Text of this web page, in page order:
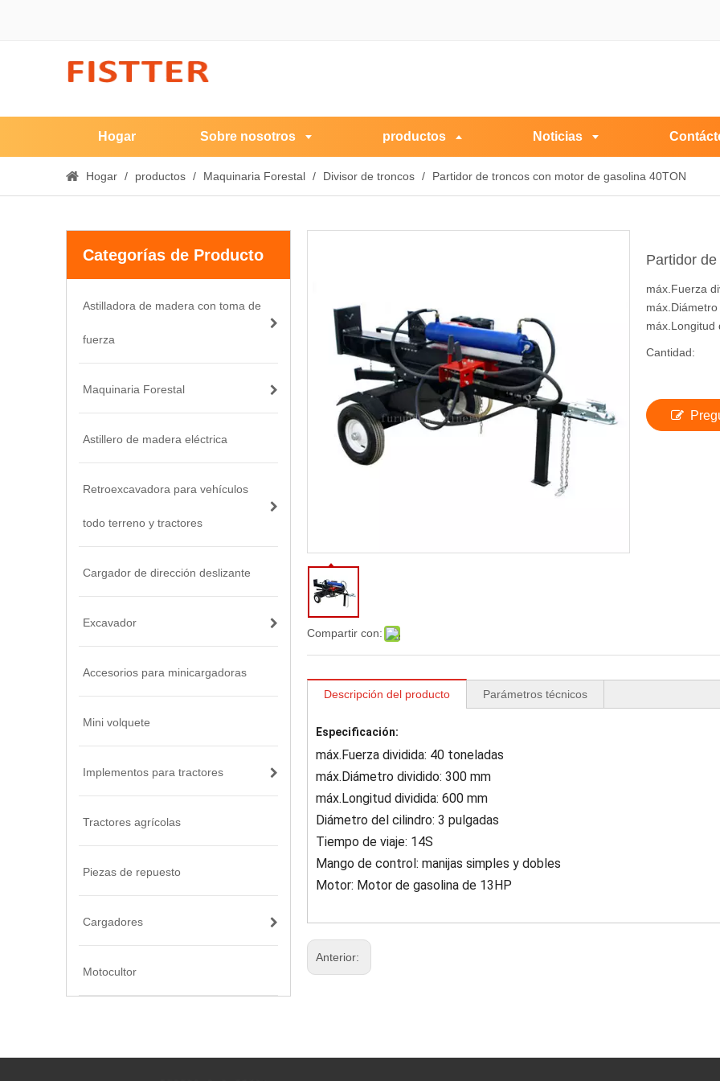
Hogar Sobre nosotros productos Noticias
Hogar / productos / Maquinaria Forestal / Divisor de troncos / Partidor de troncos con motor de gasolina 40TON
Categorías de Producto
Astilladora de madera con toma de
fuerza
Maquinaria Forestal
Astillero de madera eléctrica
Retroexcavadora para vehículos
todo terreno y tractores
Cargador de dirección deslizante
Excavador
Accesorios para minicargadoras
Mini volquete
Implementos para tractores
Tractores agrícolas
Piezas de repuesto
Cargadores
Motocultor
Compartir con:
Partidor
máx.Fuerza
máx.Longitud
Cantidad:
Descripción del producto Parámetros técnicos
Especificación:
máx.Fuerza dividida: 40 toneladas
máx.Diámetro dividido: 300 mm
máx.Longitud dividida: 600 mm
Diámetro del cilindro: 3 pulgadas
Tiempo de viaje: 14S
Mango de control: manijas simples y dobles
Motor: Motor de gasolina de 13HP
Anterior: